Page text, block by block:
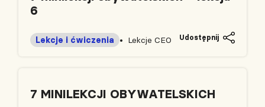
6
Lekcje CEO
Lekcje i ćwiczenia Udostępnij
7 MINILEKCJI OBYWATELSKICH